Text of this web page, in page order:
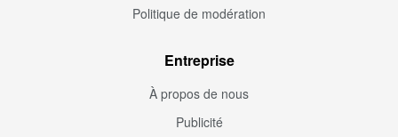
Politique de modération
Entreprise
À propos de nous
Publicité